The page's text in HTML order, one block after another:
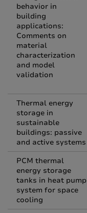
behavior in
building
applications:
Comments on
material
characterization
and model
validation
Thermal energy
storage in
sustainable
buildings: passive
and active systems
PCM thermal
energy storage
tanks in heat pump
system for space
cooling